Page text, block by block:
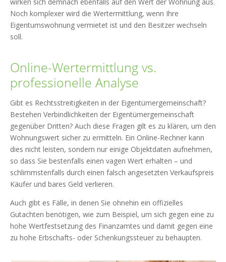
Noch komplexer wird die Wertermittlung, wenn Ihre
Eigentumswohnung vermietet ist und den Besitzer wechseln
soll.
Online-Wertermittlung vs.
professionelle Analyse
Gibt es Rechtsstreitigkeiten in der Eigentümergemeinschaft?
Bestehen Verbindlichkeiten der Eigentümergemeinschaft
gegenüber Dritten? Auch diese Fragen gilt es zu klären, um den
Wohnungswert sicher zu ermitteln. Ein Online-Rechner kann
dies nicht leisten, sondern nur einige Objektdaten aufnehmen,
so dass Sie bestenfalls einen vagen Wert erhalten – und
schlimmstenfalls durch einen falsch angesetzten Verkaufspreis
Käufer und bares Geld verlieren.
Auch gibt es Fälle, in denen Sie ohnehin ein offizielles
Gutachten benötigen, wie zum Beispiel, um sich gegen eine zu
hohe Wertfestsetzung des Finanzamtes und damit gegen eine
zu hohe Erbschafts- oder Schenkungssteuer zu behaupten.